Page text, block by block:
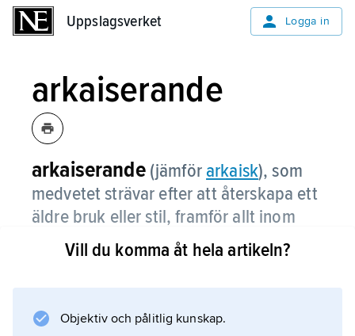
Uppslagsverket Logga in
arkaiserande
arkaiserande (jämför arkaisk), som
medvetet strävar efter att återskapa ett
äldre bruk eller stil, framför allt inom
konst och litteratur.
Vill du komma åt hela artikeln?
Objektiv och pålitlig kunskap.